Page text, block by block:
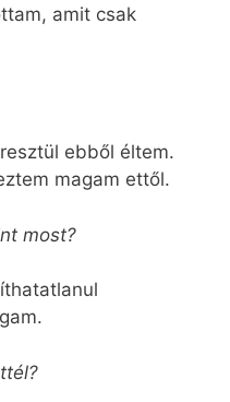
amit csak
ebből éltem.
magam ettől.
most?